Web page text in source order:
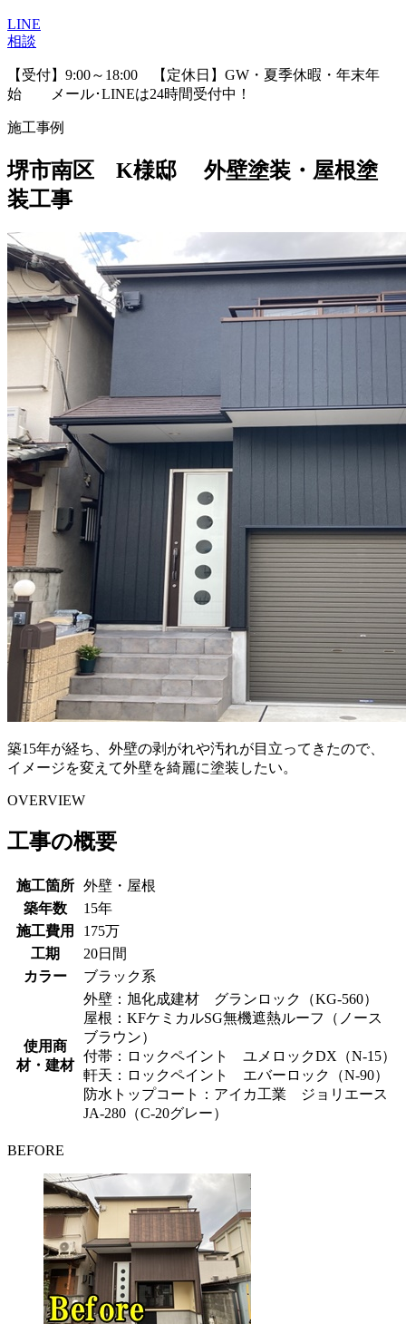
LINE
相談
【受付】9:00～18:00 【定休日】GW・夏季休暇・年末年
始 メール･LINEは24時間受付中！
施工事例
堺市南区 K様邸 外壁塗装・屋根塗
装工事
築15年が経ち、外壁の剥がれや汚れが目立ってきたので、
イメージを変えて外壁を綺麗に塗装したい。
OVERVIEW
工事の概要
施工箇所
外壁・屋根
築年数
15年
施工費用
175万
工期
20日間
カラー
ブラック系
使用商
材・建材
外壁：旭化成建材 グランロック（KG-560）
屋根：KFケミカルSG無機遮熱ルーフ（ノース
ブラウン）
付帯：ロックペイント ユメロックDX（N-15）
軒天：ロックペイント エバーロック（N-90）
防水トップコート：アイカ工業 ジョリエース
JA-280（C-20グレー）
BEFORE